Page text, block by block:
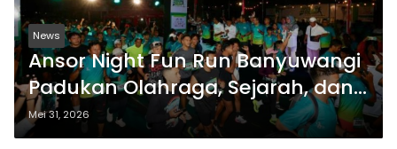
News
Ansor Night Fun Run Banyuwangi
Padukan Olahraga, Sejarah, dan
Kebersamaan
Mei 31, 2026